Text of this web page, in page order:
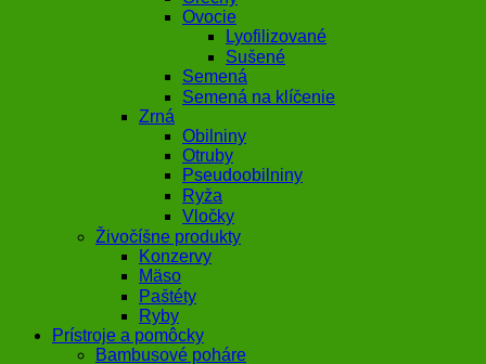
Ovocie
Lyofilizované
Sušené
Semená
Semená na klíčenie
Zrná
Obilniny
Otruby
Pseudoobilniny
Ryža
Vločky
Živočíšne produkty
Konzervy
Mäso
Paštéty
Ryby
Prístroje a pomôcky
Bambusové poháre